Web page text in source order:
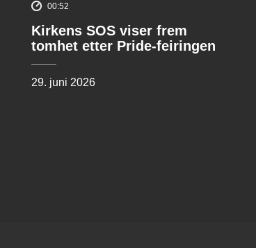
00:52
Kirkens SOS viser frem
tomhet etter Pride-feiringen
29. juni 2026